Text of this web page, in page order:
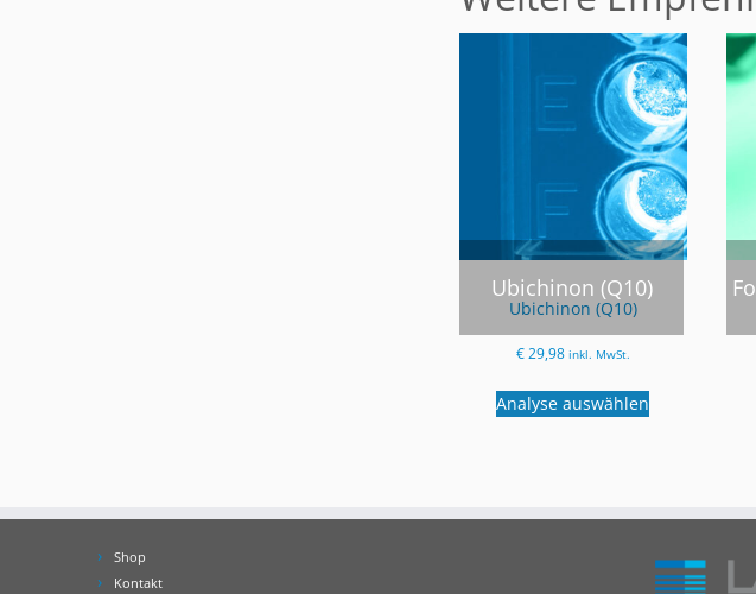
Ubichinon (Q10)
Ubichinon (Q10)
€29,98 inkl. MwSt.
Analyse auswählen
Shop
Kontakt